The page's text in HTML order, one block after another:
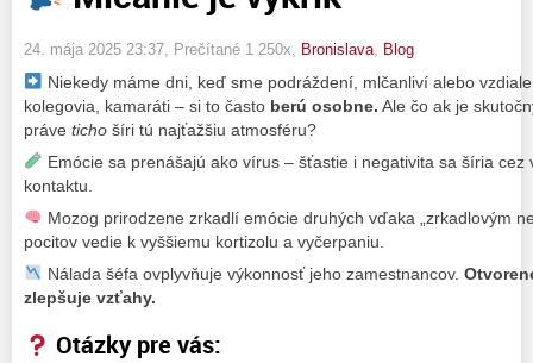
24. mája 2025 23:37 , Prečítané 1 250x, Bronislava Blog
Niekedy máme dni, keď sme podráždení, mlčanliví alebo
kolegovia, kamaráti – si to často berú osobne. Ale čo ak je
práve ticho šíri tú najťažšiu atmosféru?
Emócie sa prenášajú ako vírus – šťastie i negativita sa šíria cez
kontaktu.
Mozog prirodzene zrkadlí emócie druhých vďaka „zrkadlovým
pocitov vedie k vyššiemu kortizolu a vyčerpaniu.
Nálada šéfa ovplyvňuje výkonnosť jeho zamestnancov.
zlepšuje vzťahy.
Otázky pre vás: